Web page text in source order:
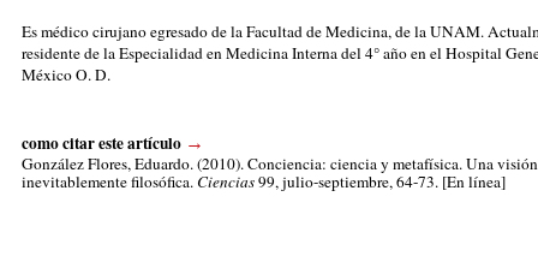
Es médico cirujano egresado de la Facultad de Medicina, de la UNAM.
residente de la Especialidad en Medicina Interna del 4° año en el Hospital
México O. D.
como citar este artículo →
González Flores, Eduardo.(2010). Conciencia: ciencia y metafísica. Una visión
inevitablemente filosófica. Ciencias99, julio-septiembre, 64-73. [En línea]